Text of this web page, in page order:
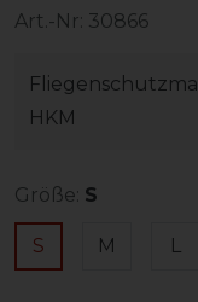
Art.-Nr: 30866
HKM
Größe: S
S M L